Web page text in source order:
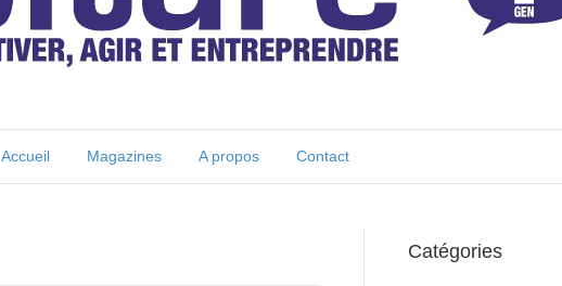
Accueil Magazines A propos Contact
Catégories